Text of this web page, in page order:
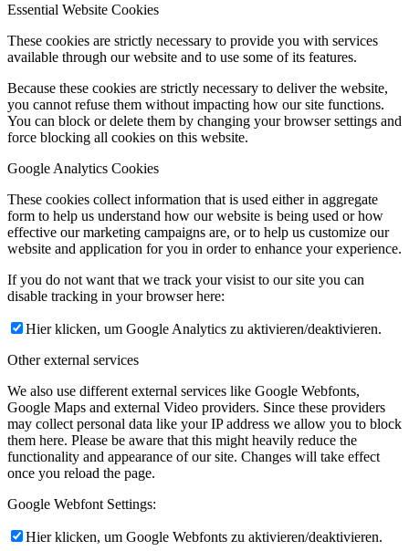
Essential Website Cookies
These cookies are strictly necessary to provide you with services
available through our website and to use some of its features.
Because these cookies are strictly necessary to deliver the website,
you cannot refuse them without impacting how our site functions.
You can block or delete them by changing your browser settings and
force blocking all cookies on this website.
Google Analytics Cookies
These cookies collect information that is used either in aggregate
form to help us understand how our website is being used or how
effective our marketing campaigns are, or to help us customize our
website and application for you in order to enhance your experience.
If you do not want that we track your visist to our site you can
disable tracking in your browser here:
Hier klicken, um Google Analytics zu aktivieren/deaktivieren.
Other external services
We also use different external services like Google Webfonts,
Google Maps and external Video providers. Since these providers
may collect personal data like your IP address we allow you to block
them here. Please be aware that this might heavily reduce the
functionality and appearance of our site. Changes will take effect
once you reload the page.
Google Webfont Settings:
Hier klicken, um Google Webfonts zu aktivieren/deaktivieren.